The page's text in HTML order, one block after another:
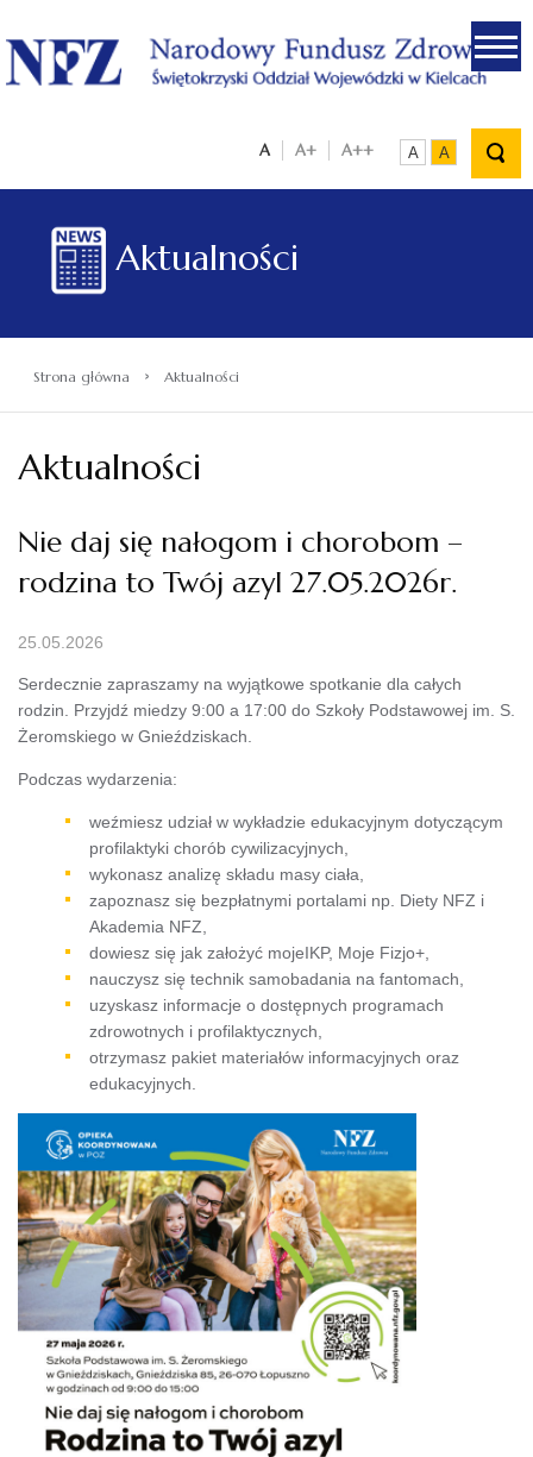
.
A A+ A++ A A
Aktualności
Strona główna › Aktualności
Aktualności
Nie daj się nałogom i chorobom –
rodzina to Twój azyl 27.05.2026r.
25.05.2026
Serdecznie zapraszamy na wyjątkowe spotkanie dla całych
rodzin. Przyjdź miedzy 9:00 a 17:00 do Szkoły Podstawowej im. S.
Żeromskiego w Gnieździskach.
Podczas wydarzenia:
weźmiesz udział w wykładzie edukacyjnym dotyczącym
profilaktyki chorób cywilizacyjnych,
wykonasz analizę składu masy ciała,
zapoznasz się bezpłatnymi portalami np. Diety NFZ i
Akademia NFZ,
dowiesz się jak założyć mojeIKP, Moje Fizjo+,
nauczysz się technik samobadania na fantomach,
uzyskasz informacje o dostępnych programach
zdrowotnych i profilaktycznych,
otrzymasz pakiet materiałów informacyjnych oraz
edukacyjnych.